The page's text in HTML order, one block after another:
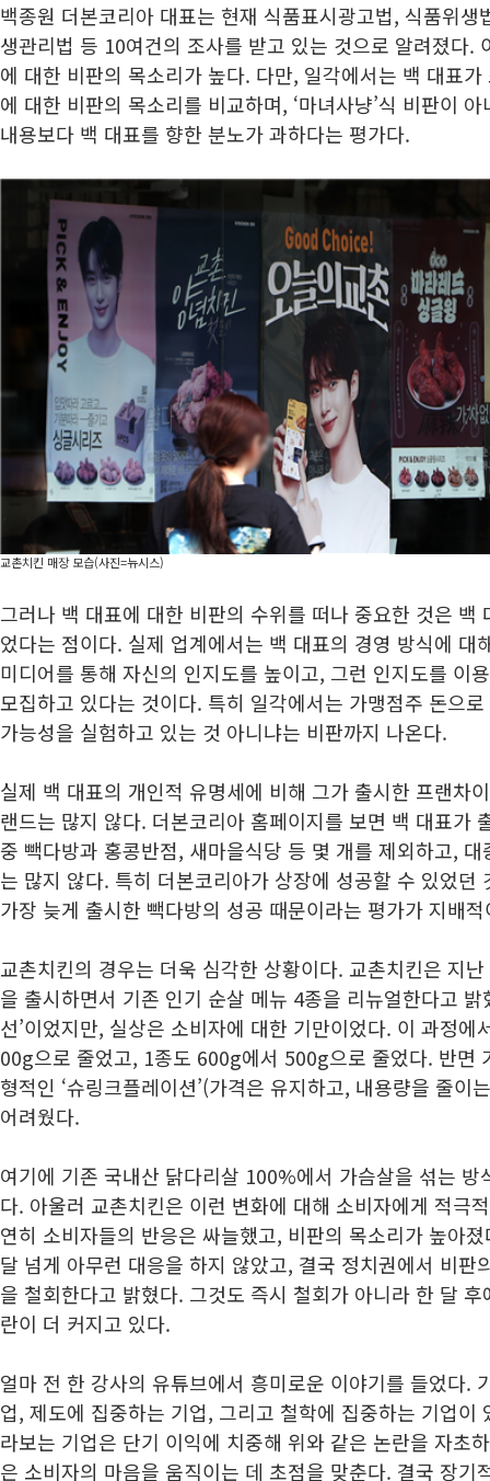
백종원 더본코리아 대표는 현재 식품표시광고법, 식품위생
생관리법 등 10여건의 조사를 받고 있는 것으로 알려졌다.
에 대한 비판의 목소리가 높다. 다만, 일각에서는 백 대표
에 대한 비판의 목소리를 비교하며, ‘마녀사냥’식 비판이
내용보다 백 대표를 향한 분노가 과하다는 평가다.
교촌치킨 매장 모습(사진=뉴시스)
그러나 백 대표에 대한 비판의 수위를 떠나 중요한 것은 백
었다는 점이다. 실제 업계에서는 백 대표의 경영 방식에 대
미디어를 통해 자신의 인지도를 높이고, 그런 인지도를 이
모집하고 있다는 것이다. 특히 일각에서는 가맹점주 돈으
가능성을 실험하고 있는 것 아니냐는 비판까지 나온다.
실제 백 대표의 개인적 유명세에 비해 그가 출시한 프랜차
랜드는 많지 않다. 더본코리아 홈페이지를 보면 백 대표가
중 빽다방과 홍콩반점, 새마을식당 등 몇 개를 제외하고,
는 많지 않다. 특히 더본코리아가 상장에 성공할 수 있었던
가장 늦게 출시한 빽다방의 성공 때문이라는 평가가 지배
교촌치킨의 경우는 더욱 심각한 상황이다. 교촌치킨은 지
을 출시하면서 기존 인기 순살 메뉴 4종을 리뉴얼한다고 밝
선’이었지만, 실상은 소비자에 대한 기만이었다. 이 과정
00g으로 줄었고, 1종도 600g에서 500g으로 줄었다. 반면
형적인 ‘슈링크플레이션’(가격은 유지하고, 내용량을 줄이
어려웠다.
여기에 기존 국내산 닭다리살 100%에서 가슴살을 섞는 방
다. 아울러 교촌치킨은 이런 변화에 대해 소비자에게 적극
연히 소비자들의 반응은 싸늘했고, 비판의 목소리가 높아
달 넘게 아무런 대응을 하지 않았고, 결국 정치권에서 비판
을 철회한다고 밝혔다. 그것도 즉시 철회가 아니라 한 달
란이 더 커지고 있다.
얼마 전 한 강사의 유튜브에서 흥미로운 이야기를 들었다.
업, 제도에 집중하는 기업, 그리고 철학에 집중하는 기업이
라보는 기업은 단기 이익에 치중해 위와 같은 논란을 자초
은 소비자의 마음을 움직이는 데 초점을 맞춘다. 결국 장기